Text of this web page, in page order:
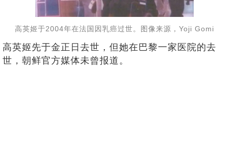
高英姬于2004年在法国因乳癌过世。图像来源，Yoji Gomi
高英姬先于金正日去世，但她在巴黎一家医院的去
世，朝鲜官方媒体未曾报道。